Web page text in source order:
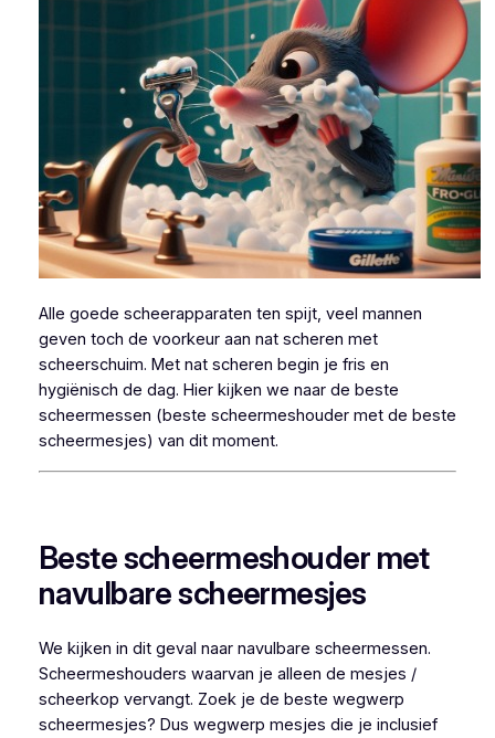
Alle goede scheerapparaten ten spijt, veel mannen
geven toch de voorkeur aan nat scheren met
scheerschuim. Met nat scheren begin je fris en
hygiënisch de dag. Hier kijken we naar de beste
scheermessen (beste scheermeshouder met de beste
scheermesjes) van dit moment.
Beste scheermeshouder met
navulbare scheermesjes
We kijken in dit geval naar navulbare scheermessen.
Scheermeshouders waarvan je alleen de mesjes /
scheerkop vervangt. Zoek je de beste wegwerp
scheermesjes? Dus wegwerp mesjes die je inclusief